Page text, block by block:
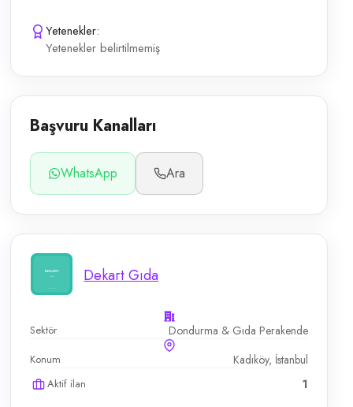
Yetenekler:
Yetenekler belirtilmemiş
Başvuru Kanalları
WhatsApp Ara
Dekart Gıda
Sektör Dondurma & Gıda Perakende
Konum Kadıköy, İstanbul
Aktif ilan 1